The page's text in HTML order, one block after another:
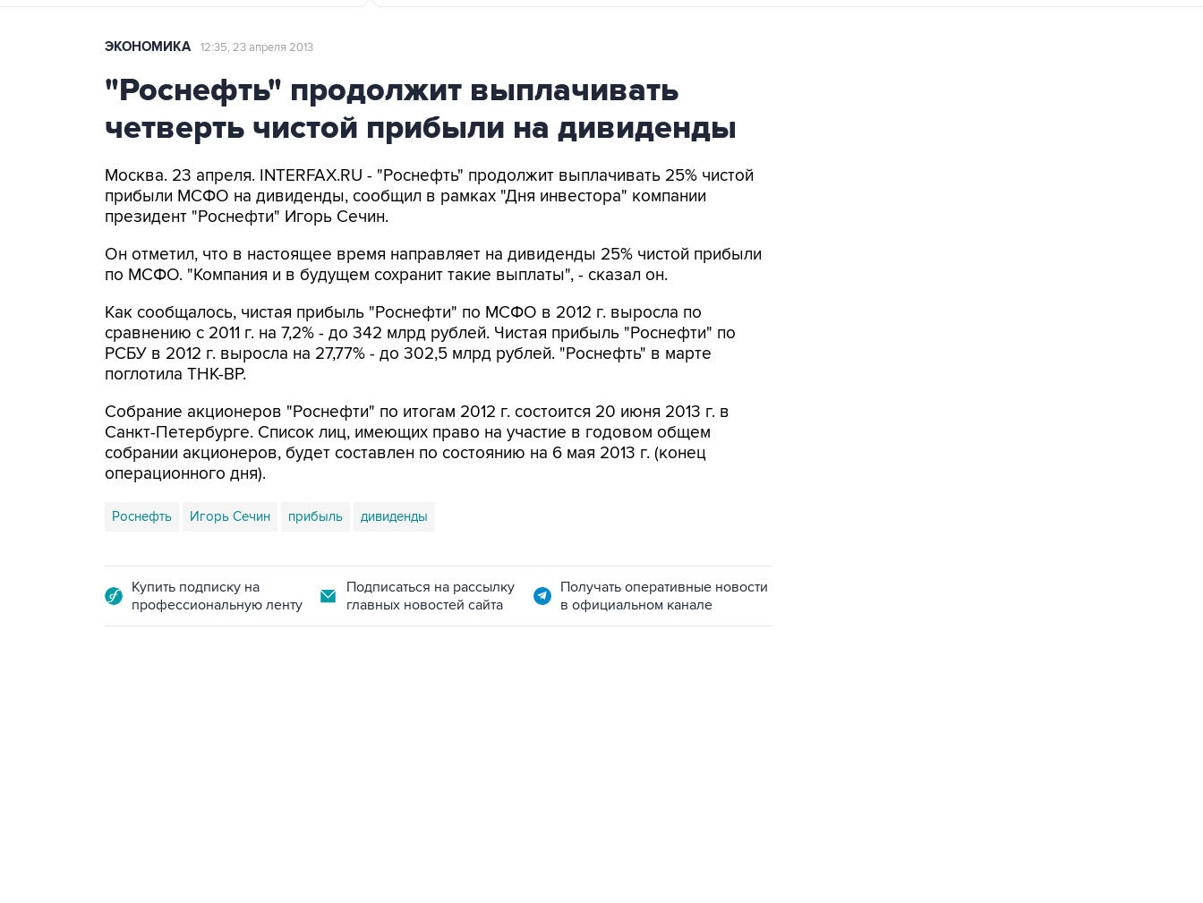
ЭКОНОМИКА 12:35, 23 апреля 2013
"Роснефть" продолжит выплачивать
четверть чистой прибыли на дивиденды
Москва. 23 апреля. INTERFAX.RU - "Роснефть" продолжит выплачивать 25% чистой
прибыли МСФО на дивиденды, сообщил в рамках "Дня инвестора" компании
президент "Роснефти" Игорь Сечин.
Он отметил, что в настоящее время направляет на дивиденды 25% чистой прибыли
по МСФО. "Компания и в будущем сохранит такие выплаты", - сказал он.
Как сообщалось, чистая прибыль "Роснефти" по МСФО в 2012 г. выросла по
сравнению с 2011 г. на 7,2% - до 342 млрд рублей. Чистая прибыль "Роснефти" по
РСБУ в 2012 г. выросла на 27,77% - до 302,5 млрд рублей. "Роснефть" в марте
поглотила ТНК-ВР.
Собрание акционеров "Роснефти" по итогам 2012 г. состоится 20 июня 2013 г. в
Санкт-Петербурге. Список лиц, имеющих право на участие в годовом общем
собрании акционеров, будет составлен по состоянию на 6 мая 2013 г. (конец
операционного дня).
Роснефть Игорь Сечин прибыль дивиденды
Купить подписку на
профессиональную ленту
Подписаться на рассылку
главных новостей сайта
Получать оперативные новости
в официальном канале